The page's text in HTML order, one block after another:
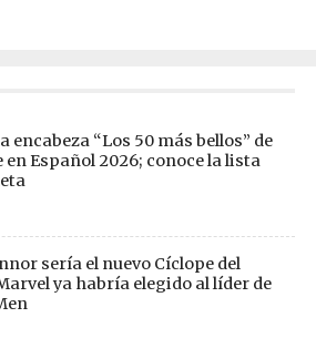
encabeza “Los 50 más bellos” de
en Español 2026; conoce la lista
sería el nuevo Cíclope del
ya habría elegido al líder de